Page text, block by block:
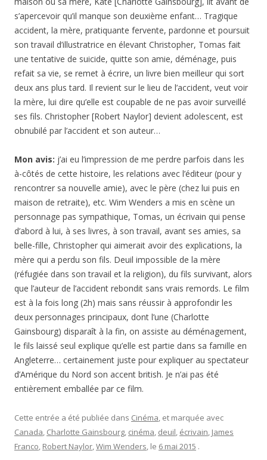
s’apercevoir qu’il manque son deuxième enfant… Tragique
accident, la mère, pratiquante fervente, pardonne et poursuit
son travail d’illustratrice en élevant Christopher, Tomas fait
une tentative de suicide, quitte son amie, déménage, puis
refait sa vie, se remet à écrire, un livre bien meilleur qui sort
deux ans plus tard. Il revient sur le lieu de l’accident, veut voir
la mère, lui dire qu’elle est coupable de ne pas avoir surveillé
ses fils. Christopher [Robert Naylor] devient adolescent, est
obnubilé par l’accident et son auteur…
Mon avis: j’ai eu l’impression de me perdre parfois dans les
à-côtés de cette histoire, les relations avec l’éditeur (pour y
rencontrer sa nouvelle amie), avec le père (chez lui puis en
maison de retraite), etc. Wim Wenders a mis en scène un
personnage pas sympathique, Tomas, un écrivain qui pense
d’abord à lui, à ses livres, à son travail, avant ses amies, sa
belle-fille, Christopher qui aimerait avoir des explications, la
mère qui a perdu son fils. Deuil impossible de la mère
(réfugiée dans son travail et la religion), du fils survivant, alors
que l’auteur de l’accident rebondit sans vrais remords. Le film
est à la fois long (2h) mais sans réussir à approfondir les
deux personnages principaux, dont l’une (Charlotte
Gainsbourg) disparaît à la fin, on assiste au déménagement,
le fils laissé seul explique qu’elle est partie dans sa famille en
Angleterre… certainement juste pour expliquer au spectateur
d’Amérique du Nord son accent british. Je n’ai pas été
entièrement emballée par ce film.
Cette entrée a été publiée dans Cinéma , et marquée avec
Canada Charlotte Gainsbourg cinéma deuil écrivain James
Franco Robert Naylor Wim Wenders , le 6 mai 2015 .